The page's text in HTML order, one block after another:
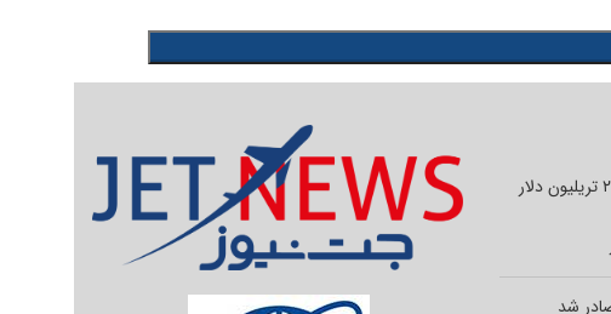
ایکائو : هوانوردی به ۲.۶ تریلیون دلار